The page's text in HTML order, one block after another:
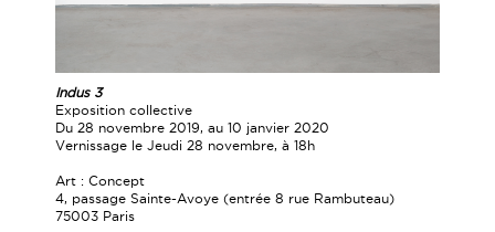
Indus 3
Exposition collective
Du 28 novembre 2019, au 10 janvier 2020
Vernissage le Jeudi 28 novembre, à 18h
Art : Concept
4, passage Sainte-Avoye (entrée 8 rue Rambuteau)
75003 Paris